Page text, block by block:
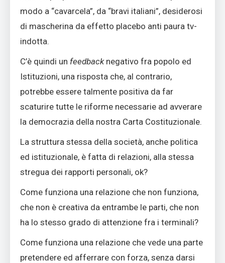
modo a “cavarcela”, da “bravi italiani”, desiderosi
di mascherina da effetto placebo anti paura tv-
indotta.
C’è quindi un feedbacknegativo fra popolo ed
Istituzioni, una risposta che, al contrario,
potrebbe essere talmente positiva da far
scaturire tutte le riforme necessarie ad avverare
la democrazia della nostra Carta Costituzionale.
La struttura stessa della società, anche politica
ed istituzionale, è fatta di relazioni, alla stessa
stregua dei rapporti personali, ok?
Come funziona una relazione che non funziona,
che non è creativa da entrambe le parti, che non
ha lo stesso grado di attenzione fra i terminali?
Come funziona una relazione che vede una parte
pretendere ed afferrare con forza, senza darsi